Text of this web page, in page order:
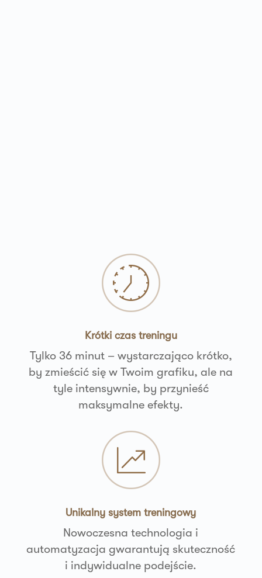
Krótki czas treningu
Tylko 36 minut – wystarczająco krótko,
by zmieścić się w Twoim grafiku, ale na
tyle intensywnie, by przynieść
maksymalne efekty.
Unikalny system treningowy
Nowoczesna technologia i
automatyzacja gwarantują skuteczność
i indywidualne podejście.